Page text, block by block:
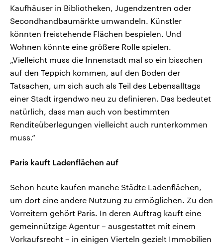
Kaufhäuser in Bibliotheken, Jugendzentren oder
Secondhandbaumärkte umwandeln. Künstler
könnten freistehende Flächen bespielen. Und
Wohnen könnte eine größere Rolle spielen.
„Vielleicht muss die Innenstadt mal so ein bisschen
auf den Teppich kommen, auf den Boden der
Tatsachen, um sich auch als Teil des Lebensalltags
einer Stadt irgendwo neu zu definieren. Das bedeutet
natürlich, dass man auch von bestimmten
Renditeüberlegungen vielleicht auch runterkommen
muss.“
Paris kauft Ladenflächen auf
Schon heute kaufen manche Städte Ladenflächen,
um dort eine andere Nutzung zu ermöglichen. Zu den
Vorreitern gehört Paris. In deren Auftrag kauft eine
gemeinnützige Agentur – ausgestattet mit einem
Vorkaufsrecht – in einigen Vierteln gezielt Immobilien